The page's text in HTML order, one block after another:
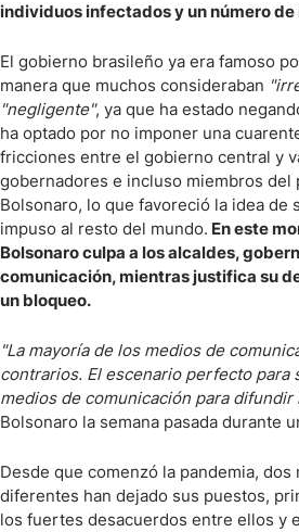
individuos infectados y un número
El gobierno brasileño ya era famoso
manera que muchos consideraban
"negligente", ya que ha estado
ha optado por no imponer una
fricciones entre el gobierno central y
gobernadores e incluso miembros del
Bolsonaro, lo que favoreció la idea de
impuso al resto del mundo. En este
Bolsonaro culpa a los alcaldes,
comunicación, mientras justifica su
un bloqueo.
"La mayoría de los medios de
contrarios. El escenario perfecto para
medios de comunicación para difundir
Bolsonaro la semana pasada durante
Desde que comenzó la pandemia,
diferentes han dejado sus puestos,
los fuertes desacuerdos entre ellos y